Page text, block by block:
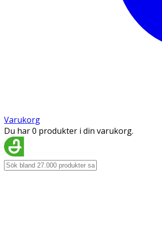
Varukorg
Du har 0 produkter i din varukorg.